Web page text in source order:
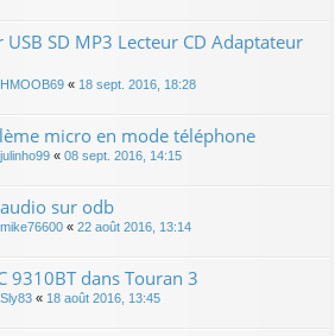
USB SD MP3 Lecteur CD Adaptateur
HMOOB69 « 18 sept. 2016, 18:28
micro en mode téléphone
julinho99 « 08 sept. 2016, 14:15
sur odb
mike76600 « 22 août 2016, 13:14
9310BT dans Touran 3
Sly83 « 18 août 2016, 13:45